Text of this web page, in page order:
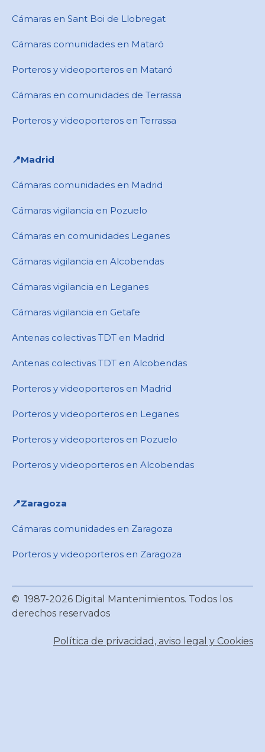
Cámaras en ​Sant Boi de Llobregat
Cámaras comunidades en Mataró
Porteros y videoporteros en Mataró
Cámaras en comunidades de Terrassa
Porteros y videoporteros en Terrassa
📍​Madrid
Cámaras comunidades en Madrid
Cámaras vigilancia en Pozuelo
Cámaras en comunidades Leganes
Cámaras vigilancia en Alcobendas
Cámaras vigilancia en Leganes
Cámaras vigilancia en Getafe
Antenas colectivas TDT en Madrid
Antenas colectivas TDT en Alcobendas
Porteros y videoporteros en Madrid
Porteros y videoporteros en Leganes
Porteros y videoporteros en Pozuelo
Porteros y videoporteros en Alcobendas
📍Zaragoza
Cámaras comunidades en Zaragoza
Porteros y videoporteros en Zaragoza
© 1987-2026 Digital Mantenimientos. Todos los
derechos reservados
Política de privacidad, aviso legal y Cookies